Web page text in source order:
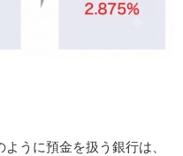
うに預金を扱う銀行は、